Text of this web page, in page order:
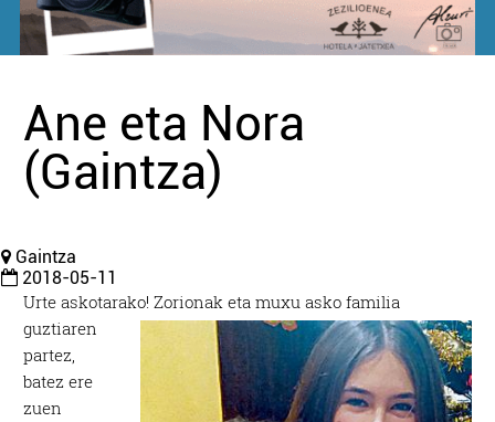
Ane eta Nora
(Gaintza)
Gaintza
2018-05-11
Urte askotarako! Zorionak eta muxu asko familia
guztiaren
partez,
batez ere
zuen